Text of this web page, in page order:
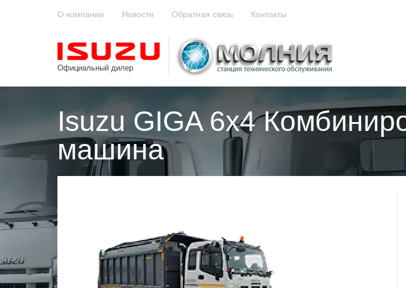
О компании Новости Обратная связь Контакты
Официальный дилер
Isuzu GIGA 6x4
машина